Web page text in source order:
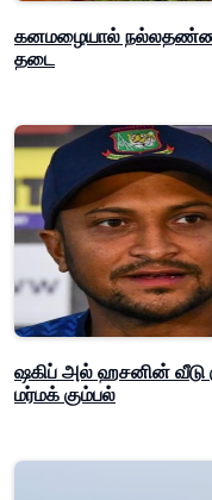
கனமழையால் நல்லதண்ணி
தடை
ஷகிப் அல் ஹசனின் வீடு
மர்மக் கும்பல்